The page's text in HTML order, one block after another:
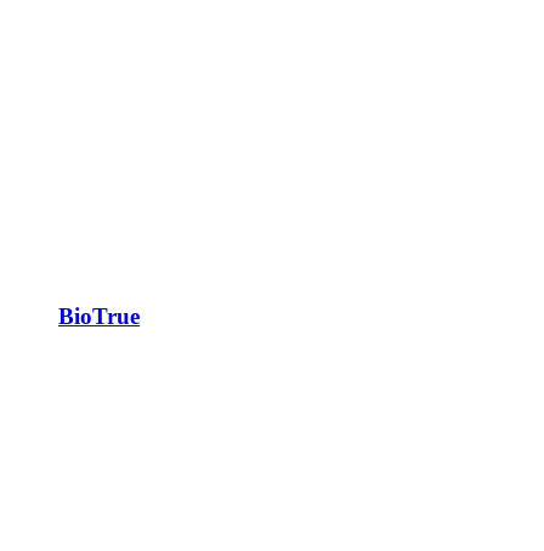
BioTrue